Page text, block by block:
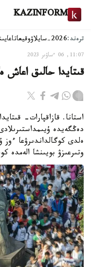
KAZINFORM
ترەند:2026-سايلاۋ وقيعا
11:07, 06 ءساۋىر 2023
قىتايدا حالىق
استانا. قازاقپارات-
دەڭگەيدە
ەلدى كوگالداندىرۋعا
وتىرعىزۋ بويىنشا